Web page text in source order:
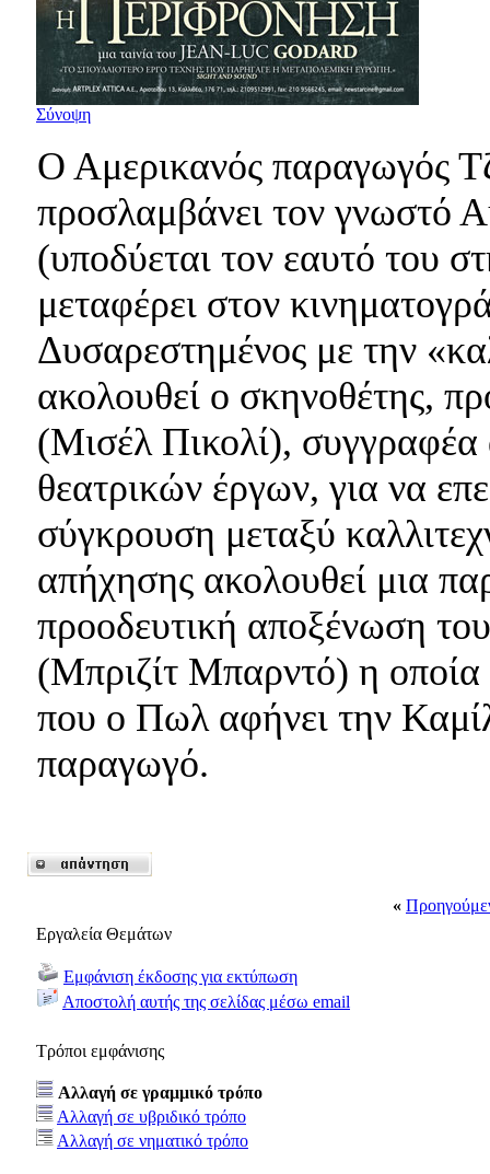
Σύνοψη
Ο Αμερικανός παραγωγός
προσλαμβάνει τον γνωστό
(υποδύεται τον εαυτό του
μεταφέρει στον
Δυσαρεστημένος με την
ακολουθεί ο σκηνοθέτης,
(Μισέλ Πικολί), συγγραφέα
θεατρικών έργων, για να
σύγκρουση μεταξύ
απήχησης ακολουθεί μια
προοδευτική αποξένωση
(Μπριζίτ Μπαρντό) η οποία
που ο Πωλ αφήνει την
παραγωγό.
«
Εργαλεία Θεμάτων
Εμφάνιση έκδοσης για εκτύπωση
Αποστολή αυτής της σελίδας μέσω email
Τρόποι εμφάνισης
Αλλαγή σε γραμμικό τρόπο
Αλλαγή σε υβριδικό τρόπο
Αλλαγή σε νηματικό τρόπο